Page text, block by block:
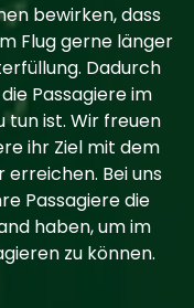
bewirken, dass
Flug gerne länger
Dadurch
Passagiere im
tun ist. Wir freuen
ihr Ziel mit dem
Bei uns
Passagiere die
haben, um im
zu können.